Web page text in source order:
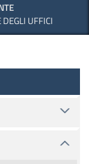
UFFICI